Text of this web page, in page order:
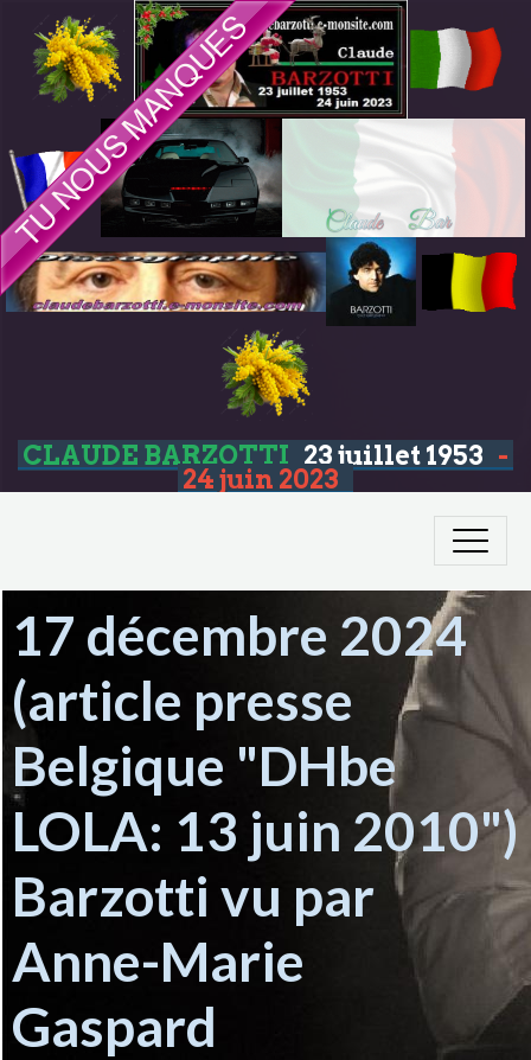
CLAUDE BARZOTTI 23 juillet 1953 -
24 juin 2023
17 décembre 2024
(article presse
Belgique "DHbe
LOLA: 13 juin 2010")
Barzotti vu par
Anne-Marie
Gaspard